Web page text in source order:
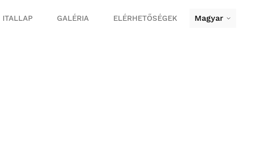
ITALLAP GALÉRIA ELÉRHETŐSÉGEK Magyar